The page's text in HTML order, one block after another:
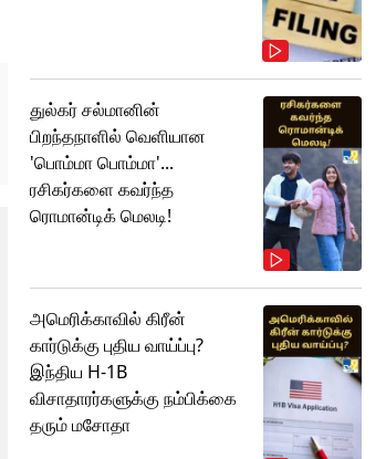
துல்கர் சல்மானின்
பிறந்தநாளில் வெளியான
'பொம்மா பொம்மா'...
ரசிகர்களை கவர்ந்த
ரொமான்டிக் மெலடி!
அமெரிக்காவில் கிரீன்
கார்டுக்கு புதிய வாய்ப்பு?
இந்திய H-1B
விசாதாரர்களுக்கு நம்பிக்கை
தரும் மசோதா